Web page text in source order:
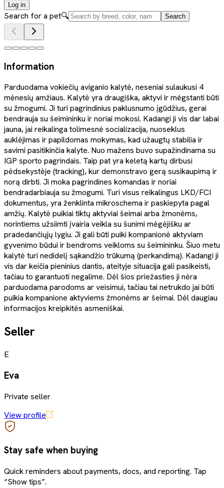
Log in
Search for a pet🔍 Search
Information
Parduodama vokiečių aviganio kalytė, neseniai sulaukusi 4
mėnesių amžiaus. Kalytė yra draugiška, aktyvi ir mėgstanti būti
su žmogumi. Ji turi pagrindinius paklusnumo įgūdžius, gerai
bendrauja su šeimininku ir noriai mokosi. Kadangi ji vis dar labai
jauna, jai reikalinga tolimesnė socializacija, nuoseklus
auklėjimas ir papildomas mokymas, kad užaugtų stabilia ir
savimi pasitikinčia kalyte. Nuo mažens buvo supažindinama su
IGP sporto pagrindais. Taip pat yra keletą kartų dirbusi
pėdsekystėje (tracking), kur demonstravo gerą susikaupimą ir
norą dirbti. Ji moka pagrindines komandas ir noriai
bendradarbiauja su žmogumi. Turi visus reikalingus LKD/FCI
dokumentus, yra ženklinta mikroschema ir paskiepyta pagal
amžių. Kalytė puikiai tiktų aktyviai šeimai arba žmonėms,
norintiems užsiimti įvairia veikla su šunimi mėgėjišku ar
pradedančiųjų lygiu. Ji gali būti puiki kompanionė aktyviam
gyvenimo būdui ir bendroms veikloms su šeimininku. Šiuo metu
kalytė turi nedidelį sąkandžio trūkumą (perkandimą). Kadangi ji
vis dar keičia pieninius dantis, ateityje situacija gali pasikeisti,
tačiau to garantuoti negalime. Dėl šios priežasties ji nėra
parduodama parodoms ar veisimui, tačiau tai netrukdo jai būti
puikia kompanione aktyviems žmonėms ar šeimai. Dėl daugiau
informacijos kreipkitės asmeniškai.
Seller
E
Eva
Private seller
View profile
Stay safe when buying
Quick reminders about payments, docs, and reporting. Tap
“Show tips”.